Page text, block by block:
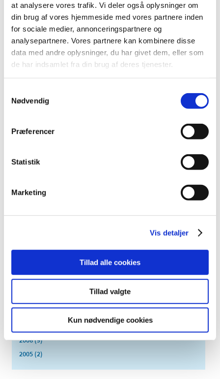
at analysere vores trafik. Vi deler også oplysninger om
din brug af vores hjemmeside med vores partnere inden
for sociale medier, annonceringspartnere og
analysepartnere. Vores partnere kan kombinere disse
data med andre oplysninger, du har givet dem, eller som
de har indsamlet fra din brug af deres tjenester.
Nødvendig
Præferencer
Statistik
Marketing
Vis detaljer
Tillad alle cookies
Tillad valgte
Kun nødvendige cookies
2019 (41)
2018 (46)
2017 (36)
2016 (48)
2015 (31)
2014 (44)
december (4)
oktober (3)
juli (1)
maj (2)
marts (10)
2006 (9)
2005 (2)